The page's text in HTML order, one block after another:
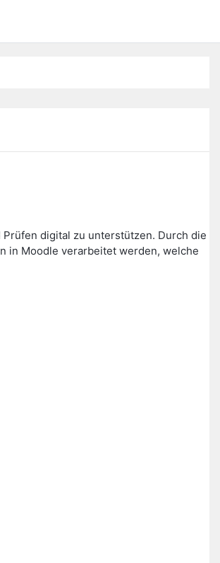
digital zu unterstützen. Durch die
in Moodle verarbeitet werden, welche